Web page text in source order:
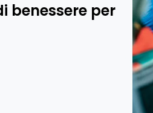
benessere per